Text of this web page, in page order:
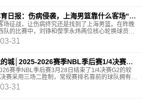
日报：伤病侵袭，上海男篮靠什么客场“双
？
场征战，让伤病终究还是找到了上海男篮。在昨晚
队的比赛中，刘铮和偰李永炜两位核心轮换球员均
免战牌。与此同时，旅途奔波带来的疲态
31
城│2025-2026赛季NBL季后赛1/4决赛G2
赛季NBL季后赛3月28日结束了1/4决赛G2的较
赛采用三场二胜制，常规赛排名靠前的球队拥有两
积分榜四支上位球队中，香港金牛和江西鲸
31